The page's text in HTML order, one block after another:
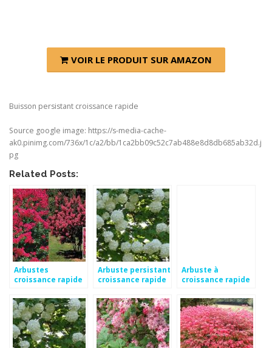
VOIR LE PRODUIT SUR AMAZON
Buisson persistant croissance rapide
Source google image: https://s-media-cache-
ak0.pinimg.com/736x/1c/a2/bb/1ca2bb09c52c7ab488e8d8db685ab32d.j
pg
Related Posts:
Arbustes
croissance rapide
Arbuste persistant
croissance rapide
Arbuste à
croissance rapide